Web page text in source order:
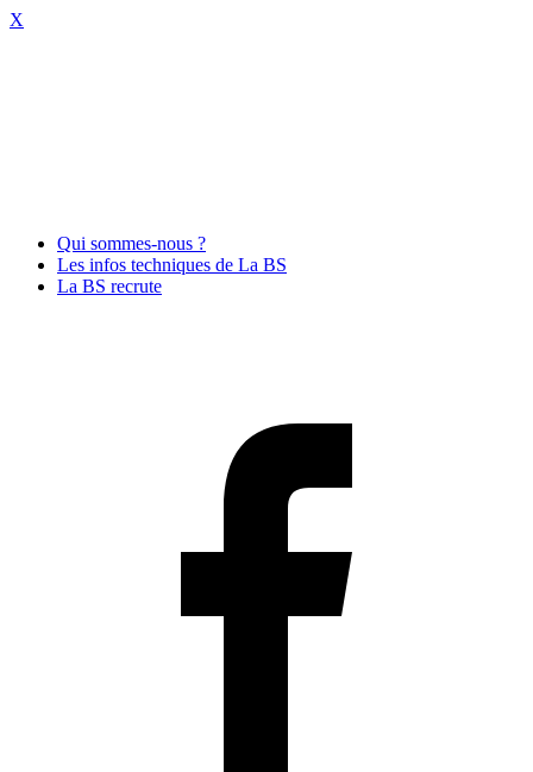
X
Qui sommes-nous ?
Les infos techniques de La BS
La BS recrute